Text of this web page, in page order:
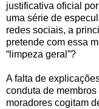
justificativa oficial
uma série de
redes sociais, a
pretende com essa
“limpeza geral”?
A falta de
conduta de
moradores cogitam